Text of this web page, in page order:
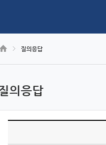
질의응답
의응답